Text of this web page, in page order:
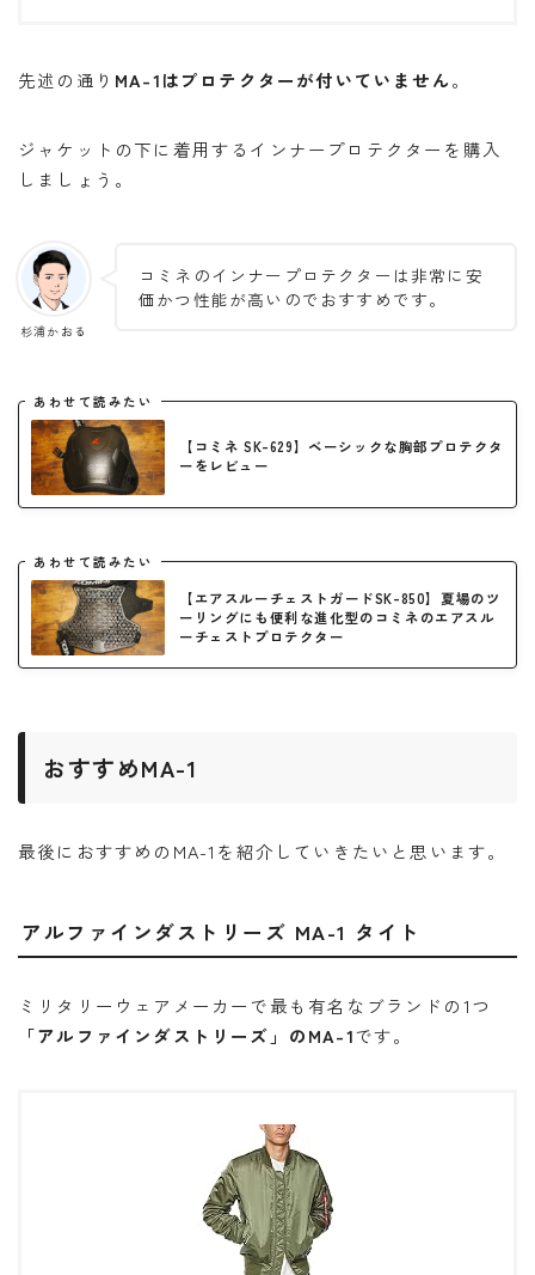
先述の通り MA-1はプロテクターが付いていません。
ジャケットの下に着用するインナープロテクターを購入
しましょう。
杉浦かおる
コミネのインナープロテクターは非常に安
価かつ性能が高いのでおすすめです。
あわせて読みたい
【コミネ SK-629】ベーシックな胸部プロテクタ
ーをレビュー
あわせて読みたい
【エアスルーチェストガードSK-850】夏場のツ
ーリングにも便利な進化型のコミネのエアスル
ーチェストプロテクター
おすすめMA-1
最後におすすめのMA-1を紹介していきたいと思います。
アルファインダストリーズ MA-1 タイト
ミリタリーウェアメーカーで最も有名なブランドの1つ
「アルファインダストリーズ」のMA-1です。